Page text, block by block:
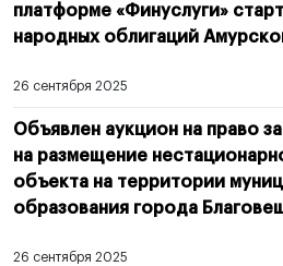
платформе «Финуслуги»
народных облигаций
26 сентября 2025
Объявлен аукцион на право
на размещение
объекта на территории
образования города
26 сентября 2025